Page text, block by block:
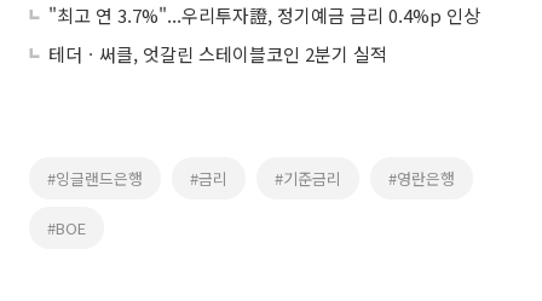
"최고 연 3.7%"...우리투자證, 정기예금 금리 0.4%p 인상
테더ㆍ써클, 엇갈린 스테이블코인 2분기 실적
#잉글랜드은행 #금리 #기준금리 #영란은행
#BOE